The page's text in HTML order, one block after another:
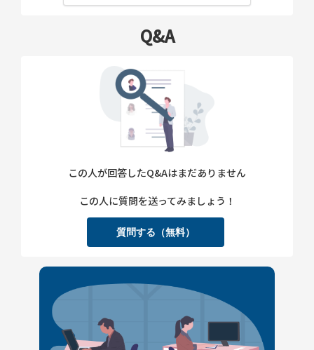
Q&A
この人が回答したQ&Aはまだありません
この人に質問を送ってみましょう！
質問する（無料）